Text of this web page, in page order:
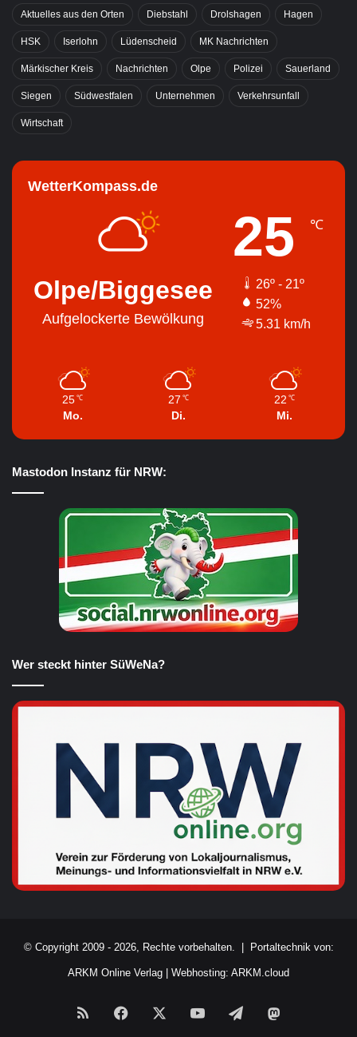
Aktuelles aus den Orten Diebstahl Drolshagen Hagen
HSK Iserlohn Lüdenscheid MK Nachrichten
Märkischer Kreis Nachrichten Olpe Polizei Sauerland
Siegen Südwestfalen Unternehmen Verkehrsunfall
Wirtschaft
WetterKompass.de
Olpe/Biggesee
Aufgelockerte Bewölkung
25 ℃
26º - 21º
52%
5.31 km/h
25 ℃
Mo.
27 ℃
Di.
22 ℃
Mi.
Mastodon Instanz für NRW:
Wer steckt hinter SüWeNa?
© Copyright 2009 - 2026, Rechte vorbehalten. | Portaltechnik von:
ARKM Online Verlag Webhosting: ARKM.cloud
RSS Facebook YouTubeTelegram